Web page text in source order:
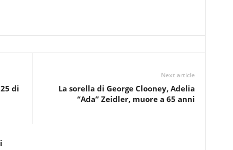
di
Next article
La sorella di George Clooney, Adelia
“Ada” Zeidler, muore a 65 anni